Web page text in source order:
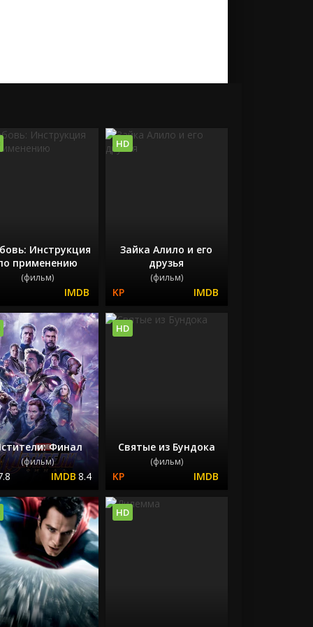
Инструкция
применению
(фильм)
Зайка Алило и его
друзья
(фильм)
HD
Финал
(фильм)
8.4
Святые из Бундока
(фильм)
HD
HD